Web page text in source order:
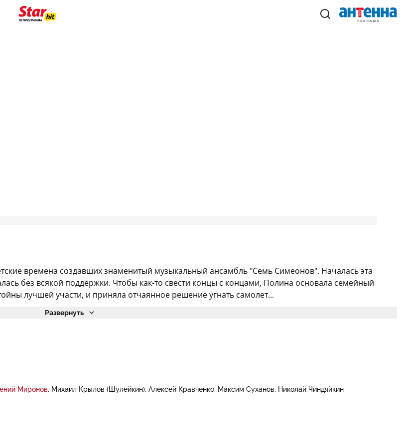
времена создавших знаменитый музыкальный ансамбль "Семь Симеонов". Началась эта
без всякой поддержки. Чтобы как-то свести концы с концами, Полина основала семейный
лучшей участи, и приняла отчаянное решение угнать самолет...
Развернуть
Миронов Михаил Крылов (Шулейкин) Алексей Кравченко Максим Суханов Николай Чиндяйкин